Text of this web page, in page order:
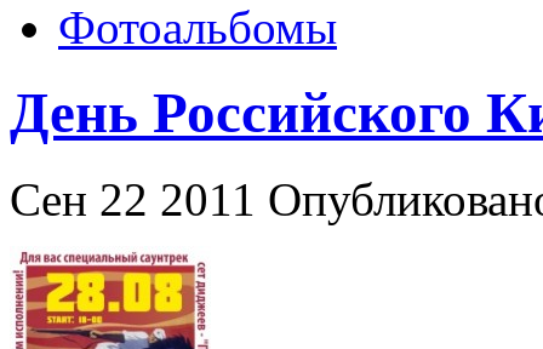
Фотоальбомы
День Российского
Сен 22 2011